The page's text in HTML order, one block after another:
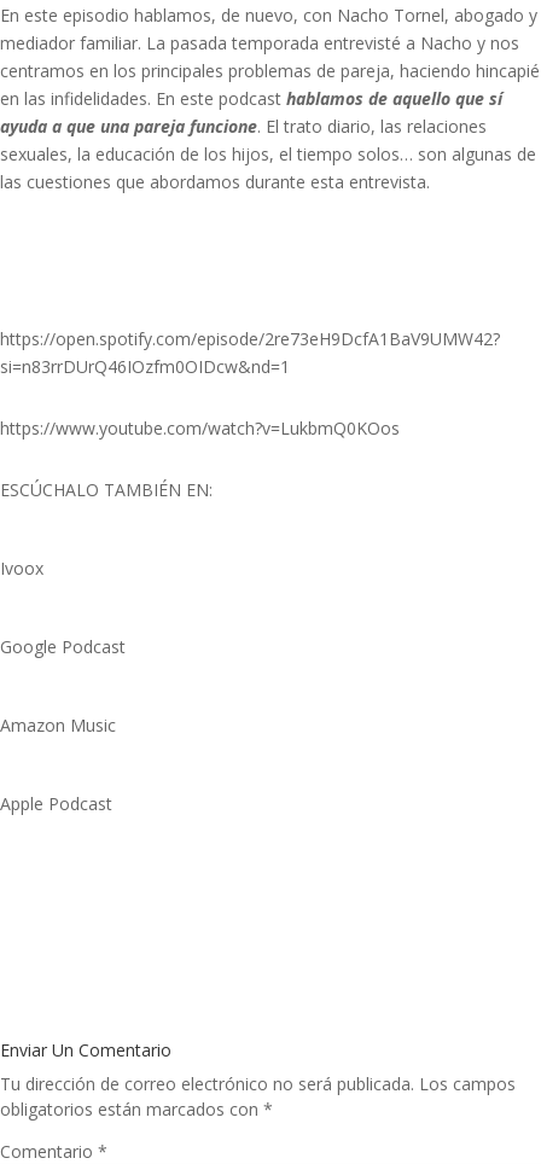
En este episodio hablamos, de nuevo, con Nacho Tornel, abogado y
mediador familiar. La pasada temporada entrevisté a Nacho y nos
centramos en los principales problemas de pareja, haciendo hincapié
en las infidelidades. En este podcast hablamos de aquello que sí
ayuda a que una pareja funcione. El trato diario, las relaciones
sexuales, la educación de los hijos, el tiempo solos… son algunas de
las cuestiones que abordamos durante esta entrevista.
https://open.spotify.com/episode/2re73eH9DcfA1BaV9UMW42?
si=n83rrDUrQ46IOzfm0OIDcw&nd=1
https://www.youtube.com/watch?v=LukbmQ0KOos
ESCÚCHALO TAMBIÉN EN:
Ivoox
Google Podcast
Amazon Music
Apple Podcast
Enviar Un Comentario
Tu dirección de correo electrónico no será publicada. Los campos
obligatorios están marcados con *
Comentario *